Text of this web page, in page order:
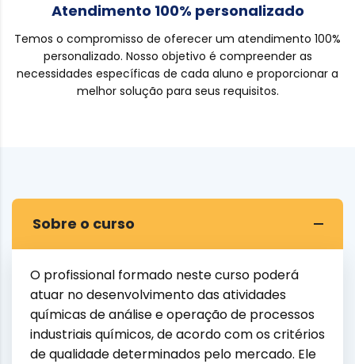
Atendimento 100% personalizado
Temos o compromisso de oferecer um atendimento 100%
personalizado. Nosso objetivo é compreender as
necessidades específicas de cada aluno e proporcionar a
melhor solução para seus requisitos.
Sobre o curso
O profissional formado neste curso poderá
atuar no desenvolvimento das atividades
químicas de análise e operação de processos
industriais químicos, de acordo com os critérios
de qualidade determinados pelo mercado. Ele